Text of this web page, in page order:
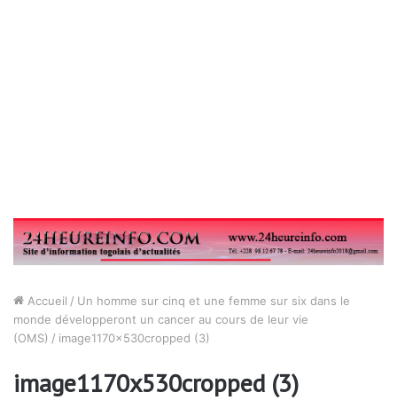
Accueil / Un homme sur cinq et une femme sur six dans le
monde développeront un cancer au cours de leur vie
(OMS) / image1170x530cropped (3)
image1170x530cropped (3)